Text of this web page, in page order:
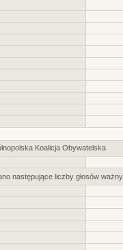
Koalicja Obywatelska
następujące liczby głosów